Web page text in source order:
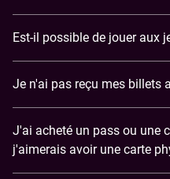
Est-il possible de jouer aux
​Je n'ai pas reçu mes billets
J'ai acheté un pass ou une
j'aimerais avoir une carte